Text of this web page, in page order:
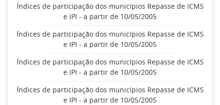
Índices de participação dos municípios Repasse de ICMS
e IPI - a partir de 10/05/2005
Índices de participação dos municípios Repasse de ICMS
e IPI - a partir de 10/05/2005
Índices de participação dos municípios Repasse de ICMS
e IPI - a partir de 10/05/2005
Índices de participação dos municípios Repasse de ICMS
e IPI - a partir de 10/05/2005